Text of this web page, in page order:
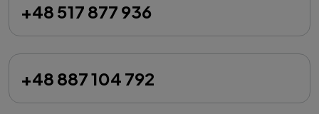
+48 517 877 936
+48 887 104 792